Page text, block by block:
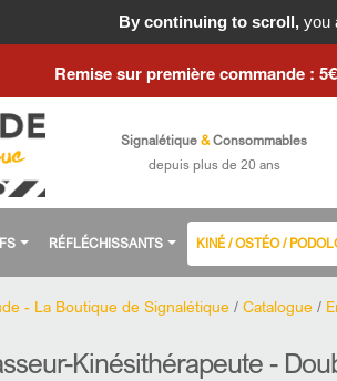
Fermeture estivale du 3 au
Remise sur première commande :
Signalétique&Consommables
depuis plus de 20 ans
RÉFLÉCHISSANTS KINÉ / OSTÉO /
- La Boutique de Signalétique / Catalogue /
Kinésithérapeute -
By continuing to scroll,you